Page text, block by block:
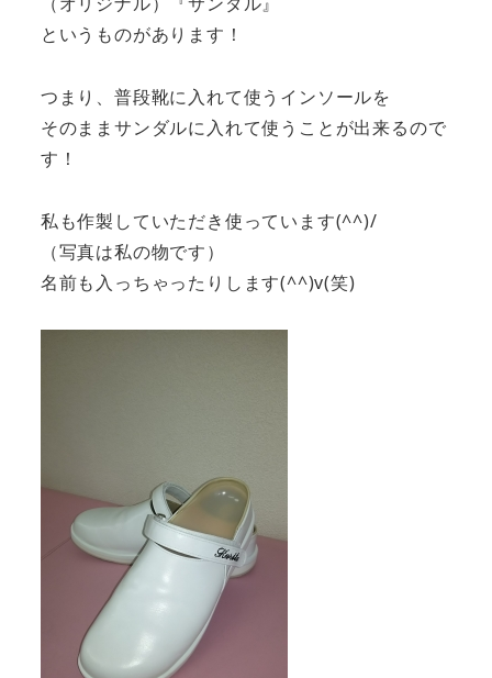
というものがあります！
つまり、普段靴に入れて使うインソールを
そのままサンダルに入れて使うことが出来るので
す！
私も作製していただき使っています(^^)/
（写真は私の物です）
名前も入っちゃったりします(^^)v(笑)